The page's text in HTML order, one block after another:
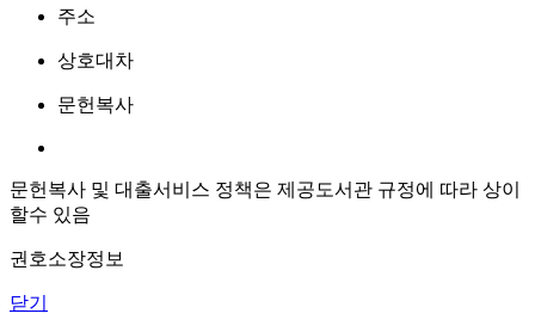
주소
상호대차
문헌복사
문헌복사 및 대출서비스 정책은 제공도서관 규정에 따라 상이
할수 있음
권호소장정보
닫기